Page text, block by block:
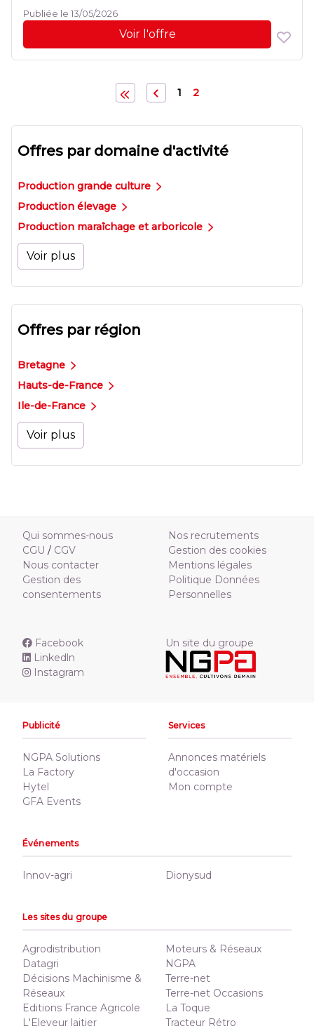
Publiée le 13/05/2026
Voir l'offre
1 2
Offres par domaine d'activité
Production grande culture
Production élevage
Production maraîchage et arboricole
Voir plus
Offres par région
Bretagne
Hauts-de-France
Ile-de-France
Voir plus
Qui sommes-nous
CGU / CGV
Nous contacter
Gestion des
consentements
Nos recrutements
Gestion des cookies
Mentions légales
Politique Données
Personnelles
Facebook
Linkedln
Instagram
Un site du groupe
Publicité
NGPA Solutions
La Factory
Hytel
GFA Events
Services
Annonces matériels
d'occasion
Mon compte
Événements
Innov-agri Dionysud
Les sites du groupe
Agrodistribution
Datagri
Décisions Machinisme &
Réseaux
Editions France Agricole
L'Eleveur laitier
Moteurs & Réseaux
NGPA
Terre-net
Terre-net Occasions
La Toque
Tracteur Rétro